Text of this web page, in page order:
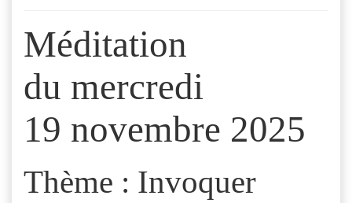
Méditation
du mercredi
19 novembre 2025
Thème : Invoquer